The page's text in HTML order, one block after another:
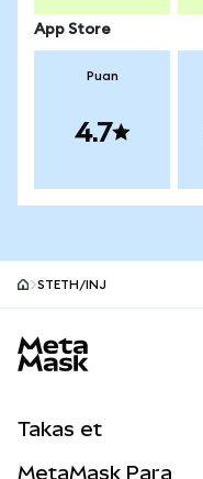
App Store
Puan
4.7
STETH/INJ
Takas et
MetaMask Para